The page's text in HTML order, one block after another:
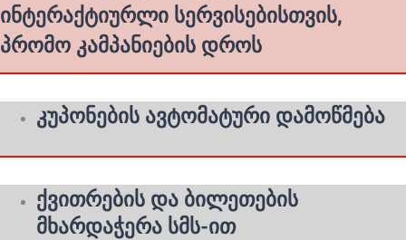
ინტერაქტიურლი სერვისებისთვის,
პრომო კამპანიების დროს
კუპონების ავტომატური დამოწმება
ქვითრების და ბილეთების
მხარდაჭერა სმს-ით